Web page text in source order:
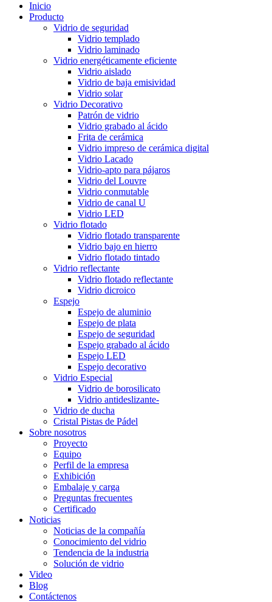
Inicio
Producto
Vidrio de seguridad
Vidrio templado
Vidrio laminado
Vidrio energéticamente eficiente
Vidrio aislado
Vidrio de baja emisividad
Vidrio solar
Vidrio Decorativo
Patrón de vidrio
Vidrio grabado al ácido
Frita de cerámica
Vidrio impreso de cerámica digital
Vidrio Lacado
Vidrio-apto para pájaros
Vidrio del Louvre
Vidrio conmutable
Vidrio de canal U
Vidrio LED
Vidrio flotado
Vidrio flotado transparente
Vidrio bajo en hierro
Vidrio flotado tintado
Vidrio reflectante
Vidrio flotado reflectante
Vidrio dicroico
Espejo
Espejo de aluminio
Espejo de plata
Espejo de seguridad
Espejo grabado al ácido
Espejo LED
Espejo decorativo
Vidrio Especial
Vidrio de borosilicato
Vidrio antideslizante-
Vidrio de ducha
Cristal Pistas de Pádel
Sobre nosotros
Proyecto
Equipo
Perfil de la empresa
Exhibición
Embalaje y carga
Preguntas frecuentes
Certificado
Noticias
Noticias de la compañía
Conocimiento del vidrio
Tendencia de la industria
Solución de vidrio
Video
Blog
Contáctenos